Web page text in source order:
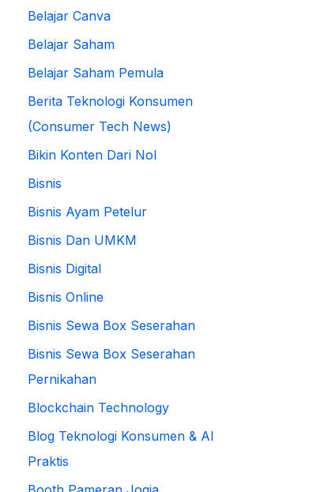
Belajar Canva
Belajar Saham
Belajar Saham Pemula
Berita Teknologi Konsumen
(Consumer Tech News)
Bikin Konten Dari Nol
Bisnis
Bisnis Ayam Petelur
Bisnis Dan UMKM
Bisnis Digital
Bisnis Online
Bisnis Sewa Box Seserahan
Bisnis Sewa Box Seserahan
Pernikahan
Blockchain Technology
Blog Teknologi Konsumen & AI
Praktis